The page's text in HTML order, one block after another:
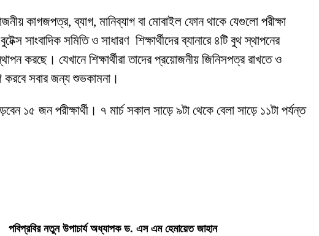
কাগজপত্র, ব্যাগ, মানিব্যাগ বা মোবাইল ফোন থাকে যেগুলো পরীক্ষা
সমিতি ও সাধারণ শিক্ষার্থীদের ব্যানারে ৪টি বুথ স্থাপনের
যেখানে শিক্ষার্থীরা তাদের প্রয়োজনীয় জিনিসপত্র রাখতে ও
করবে সবার জন্য শুভকামনা।
জন পরীক্ষার্থী। ৭ মার্চ সকাল সাড়ে ৯টা থেকে বেলা সাড়ে ১১টা পর্যন্ত
পবিপ্রবির নতুন উপাচার্য অধ্যাপক ড. এস এম হেমায়েত জাহান